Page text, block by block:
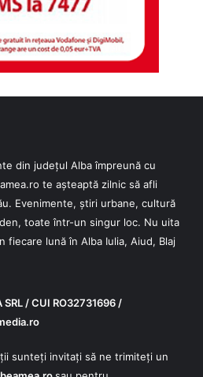
din județul Alba împreună cu
te așteaptă zilnic să afli
Evenimente, știri urbane, cultură
toate într-un singur loc. Nu uita
fiecare lună în Alba Iulia, Aiud, Blaj
SRL / CUI RO32731696 /
sunteți invitați să ne trimiteți un